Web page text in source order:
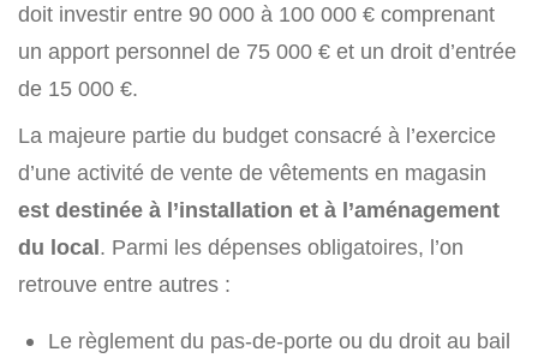
doit investir entre 90 000 à 100 000 € comprenant
un apport personnel de 75 000 € et un droit d’entrée
de 15 000 €.
La majeure partie du budget consacré à l’exercice
d’une activité de vente de vêtements en magasin
est destinée à l’installation et à l’aménagement
du local. Parmi les dépenses obligatoires, l’on
retrouve entre autres :
Le règlement du pas-de-porte ou du droit au bail